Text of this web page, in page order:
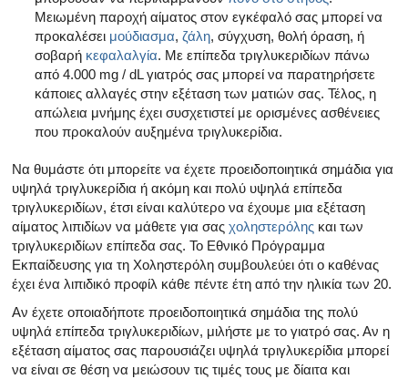
Μειωμένη παροχή αίματος στον εγκέφαλό σας μπορεί να
προκαλέσει μούδιασμα, ζάλη, σύγχυση, θολή όραση, ή
σοβαρή κεφαλαλγία. Με επίπεδα τριγλυκεριδίων πάνω
από 4.000 mg / dL γιατρός σας μπορεί να παρατηρήσετε
κάποιες αλλαγές στην εξέταση των ματιών σας. Τέλος, η
απώλεια μνήμης έχει συσχετιστεί με ορισμένες ασθένειες
που προκαλούν αυξημένα τριγλυκερίδια.
Να θυμάστε ότι μπορείτε να έχετε προειδοποιητικά σημάδια για
υψηλά τριγλυκερίδια ή ακόμη και πολύ υψηλά επίπεδα
τριγλυκεριδίων, έτσι είναι καλύτερο να έχουμε μια εξέταση
αίματος λιπιδίων να μάθετε για σας χοληστερόλης και των
τριγλυκεριδίων επίπεδα σας. Το Εθνικό Πρόγραμμα
Εκπαίδευσης για τη Χοληστερόλη συμβουλεύει ότι ο καθένας
έχει ένα λιπιδικό προφίλ κάθε πέντε έτη από την ηλικία των 20.
Αν έχετε οποιαδήποτε προειδοποιητικά σημάδια της πολύ
υψηλά επίπεδα τριγλυκεριδίων, μιλήστε με το γιατρό σας. Αν η
εξέταση αίματος σας παρουσιάζει υψηλά τριγλυκερίδια μπορεί
να είναι σε θέση να μειώσουν τις τιμές τους με δίαιτα και